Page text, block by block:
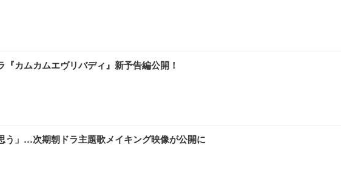
カムカムエヴリバディ』新予告編公開！
う」…次期朝ドラ主題歌メイキング映像が公開に